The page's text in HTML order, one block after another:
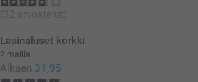
(32 arvostelut)
Lasinaluset korkki
2 mallia
Alkaen 31,95